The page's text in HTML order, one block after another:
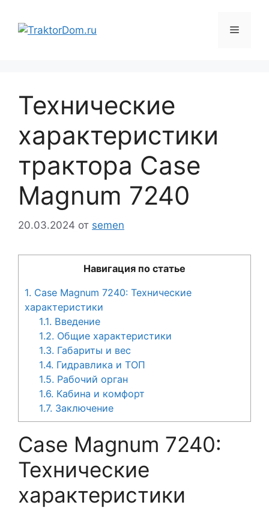
содержимому
Меню
Технические
характеристики
трактора Case
Magnum 7240
20.03.2024 от semen
Навигация по статье
1. Case Magnum 7240: Технические
характеристики
1.1. Введение
1.2. Общие характеристики
1.3. Габариты и вес
1.4. Гидравлика и ТОП
1.5. Рабочий орган
1.6. Кабина и комфорт
1.7. Заключение
Case Magnum 7240:
Технические
характеристики